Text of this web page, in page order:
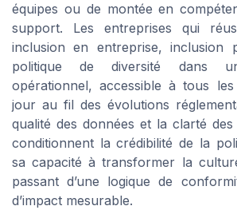
équipes ou de montée en
support. Les entreprises qui
inclusion en entreprise, inclusion
politique de diversité dans
opérationnel, accessible à tous
jour au fil des évolutions
qualité des données et la clarté
conditionnent la crédibilité de la
sa capacité à transformer la
passant d’une logique de
d’impact mesurable.